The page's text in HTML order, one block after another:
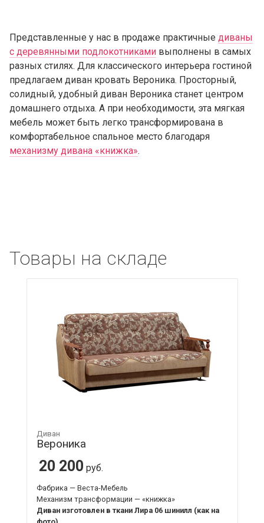
Представленные у нас в продаже практичные диваны
с деревянными подлокотниками выполнены в самых
разных стилях. Для классического интерьера гостиной
предлагаем диван кровать Вероника. Просторный,
солидный, удобный диван Вероника станет центром
домашнего отдыха. А при необходимости, эта мягкая
мебель может быть легко трансформирована в
комфортабельное спальное место благодаря
механизму дивана «книжка».
Товары на складе
Диван
Вероника
20 200 руб.
Фабрика — Веста-Мебель
Механизм трансформации — «книжка»
Диван изготовлен в ткани Лира 06 шинилл (как на